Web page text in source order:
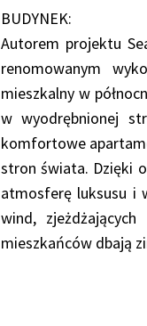
BUDYNEK:
Autorem projektu
renomowanym
mieszkalny w
w wyodrębnionej
komfortowe
stron świata. Dzięki
atmosferę luksusu i
wind,
mieszkańców dbają